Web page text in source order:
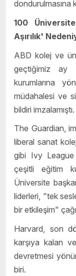
dondurulmasına
100
Aşırılık'
ABD kolej ve
geçtiğimiz ay
kurumlarına
müdahalesi ve
bildiri imzalamıştı.
The Guardian,
liberal sanat
gibi Ivy
çeşitli eğitim
Üniversite
liderleri, "tek
bir etkileşim"
Harvard, son
karşıya kalan
devretmesi
biri.